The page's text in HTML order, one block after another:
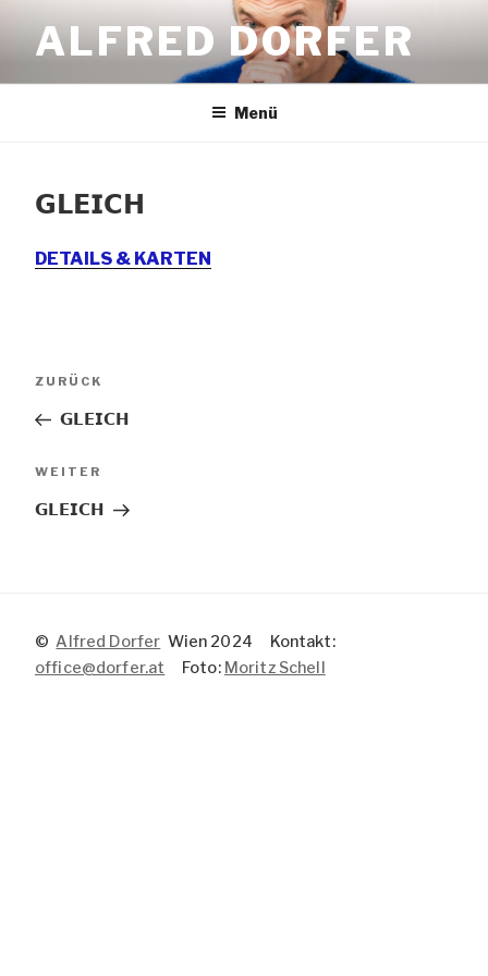
InhaltALFRED DORFER
Menü
𝗚𝗟𝗘𝗜𝗖𝗛
DETAILS & KARTEN
Vorheriger
ZURÜCK
𝗚𝗟𝗘𝗜𝗖𝗛
Nächster
WEITER
𝗚𝗟𝗘𝗜𝗖𝗛
©Alfred Dorfer Wien 2024 Kontakt:
office@dorfer.at Foto: Moritz Schell